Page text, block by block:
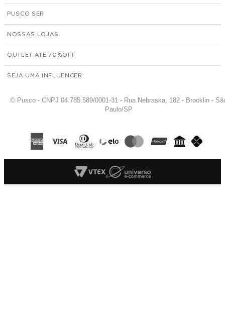
PUSCO SER
NOSSAS LOJAS
OUTLET ATÉ 70%
SEJA UMA INFLUENCER
© Pusco - CNPJ 04.785.589/0001-31 - Rua Nebraska, 182 - Brooklin -
Paulo/SP